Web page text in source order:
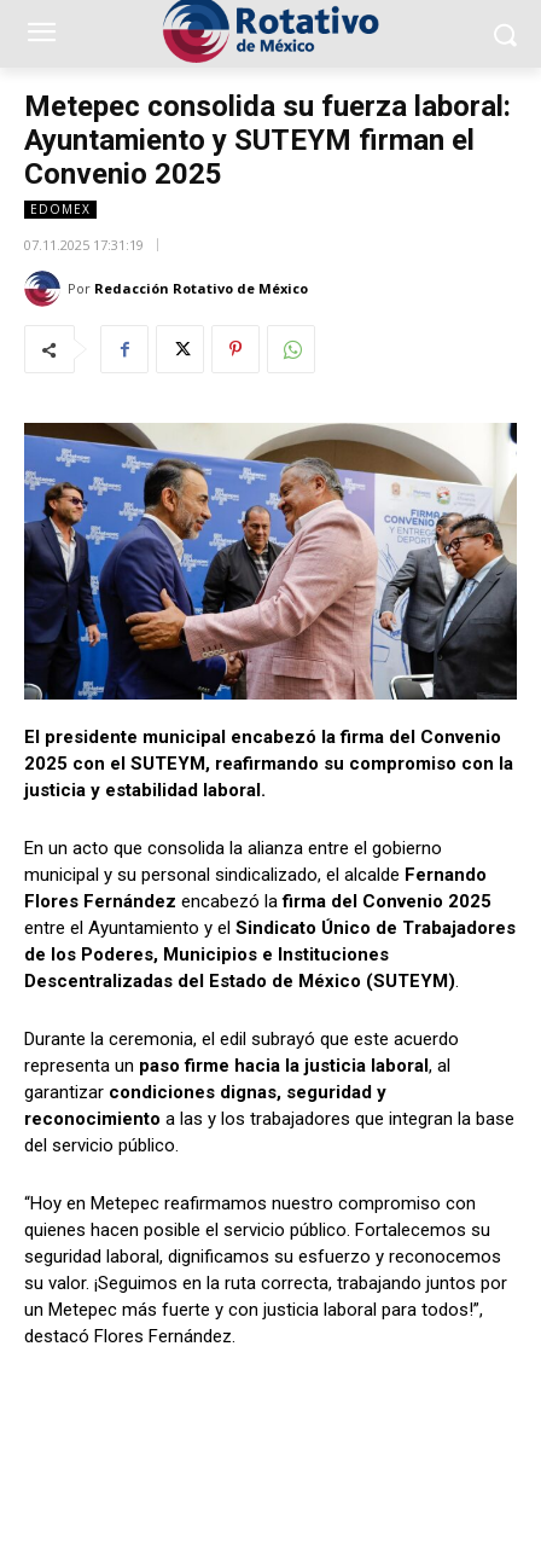
Metepec consolida su fuerza laboral:
Ayuntamiento y SUTEYM firman el
Convenio 2025
EDOMEX
07.11.2025 17:31:19
Por Redacción Rotativo de México
El presidente municipal encabezó la firma del Convenio
2025 con el SUTEYM, reafirmando su compromiso con la
justicia y estabilidad laboral.
En un acto que consolida la alianza entre el gobierno
municipal y su personal sindicalizado, el alcalde Fernando
Flores Fernández encabezó lafirma del Convenio 2025
entre el Ayuntamiento y el Sindicato Único de Trabajadores
de los Poderes, Municipios e Instituciones
Descentralizadas del Estado de México (SUTEYM).
Durante la ceremonia, el edil subrayó que este acuerdo
representa un paso firme hacia la justicia laboral, al
garantizar condiciones dignas, seguridad y
reconocimiento a las y los trabajadores que integran la base
del servicio público.
“Hoy en Metepec reafirmamos nuestro compromiso con
quienes hacen posible el servicio público. Fortalecemos su
seguridad laboral, dignificamos su esfuerzo y reconocemos
su valor. ¡Seguimos en la ruta correcta, trabajando juntos por
un Metepec más fuerte y con justicia laboral para todos!”,
destacó Flores Fernández.